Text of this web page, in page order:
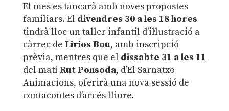
El mes es tancarà amb noves propostes
familiars. El divendres 30 a les 18 hores
tindrà lloc un taller infantil d’il·lustració a
càrrec de Lirios Bou, amb inscripció
prèvia, mentres que el dissabte 31 a les 11
del matí Rut Ponsoda, d’El Sarnatxo
Animacions, oferirà una nova sessió de
contacontes d’accés lliure.